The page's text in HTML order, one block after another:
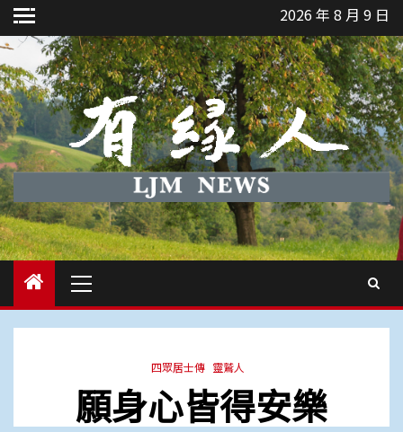
Skip
to
content
2026 年 8 月 9 日
Menu
四眾居士傳 靈鷲人
願身心皆得安樂